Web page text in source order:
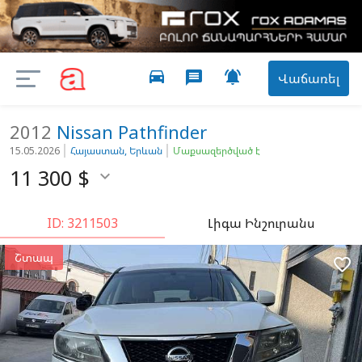
Վաճառել

message
directions_car
2012 Nissan Pathfinder
15.05.2026 Հայաստան, Երևան Մաքսազերծված է
11 300 $ 
ID: 3211503 Լիգա Ինշուրանս
favorite_border
Շտապ